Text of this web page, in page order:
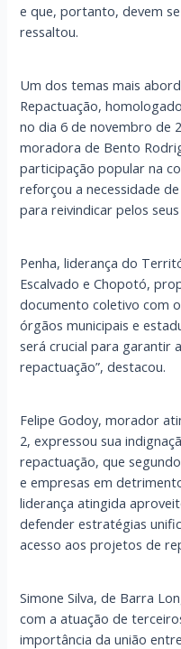
e que, portanto, devem
ressaltou.
Um dos temas mais
Repactuação,
no dia 6 de novembro de
moradora de Bento
participação popular na
reforçou a necessidade
para reivindicar pelos
Penha, liderança do
Escalvado e Chopotó,
documento coletivo com
órgãos municipais e
será crucial para garantir
repactuação”, destacou.
Felipe Godoy, morador
2, expressou sua
repactuação, que
e empresas em
liderança atingida
defender estratégias
acesso aos projetos de
Simone Silva, de Barra
com a atuação de
importância da união